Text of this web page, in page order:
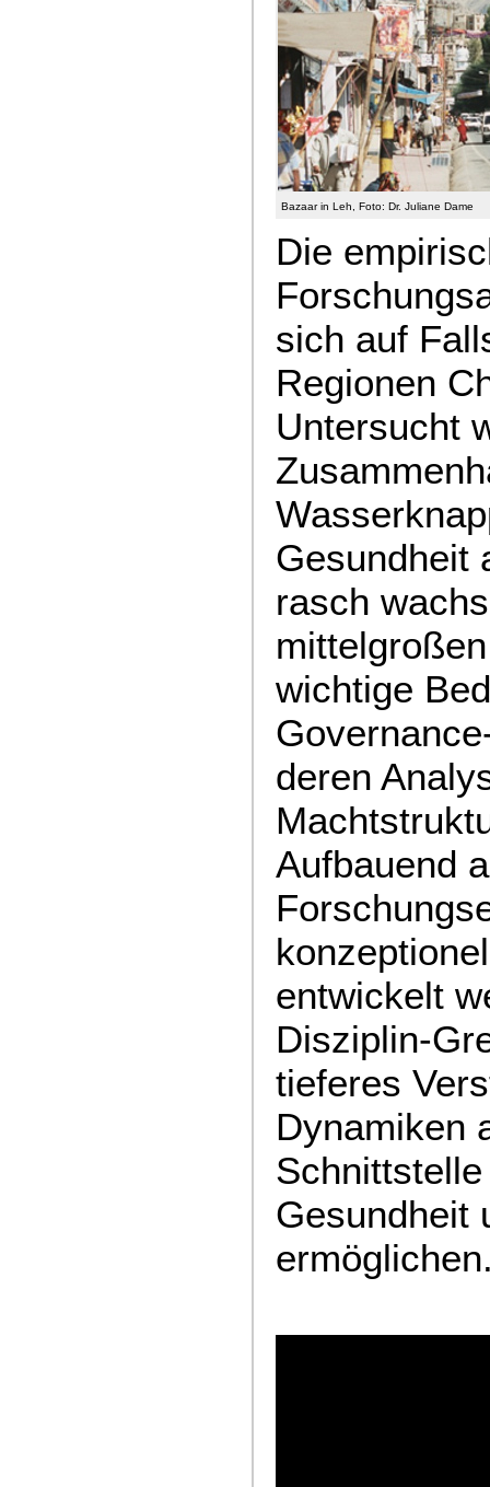
Bazaar in Leh, Foto: Dr. Juliane Dame
Die
sich auf
Regionen
Untersucht
Gesundheit
rasch
wichtige
deren
Aufbauend
entwickelt
Disziplin-
tieferes
Dynamiken
Gesundheit